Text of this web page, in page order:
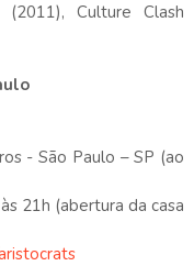
Culture Clash
- São Paulo – SP (ao
21h (abertura da casa